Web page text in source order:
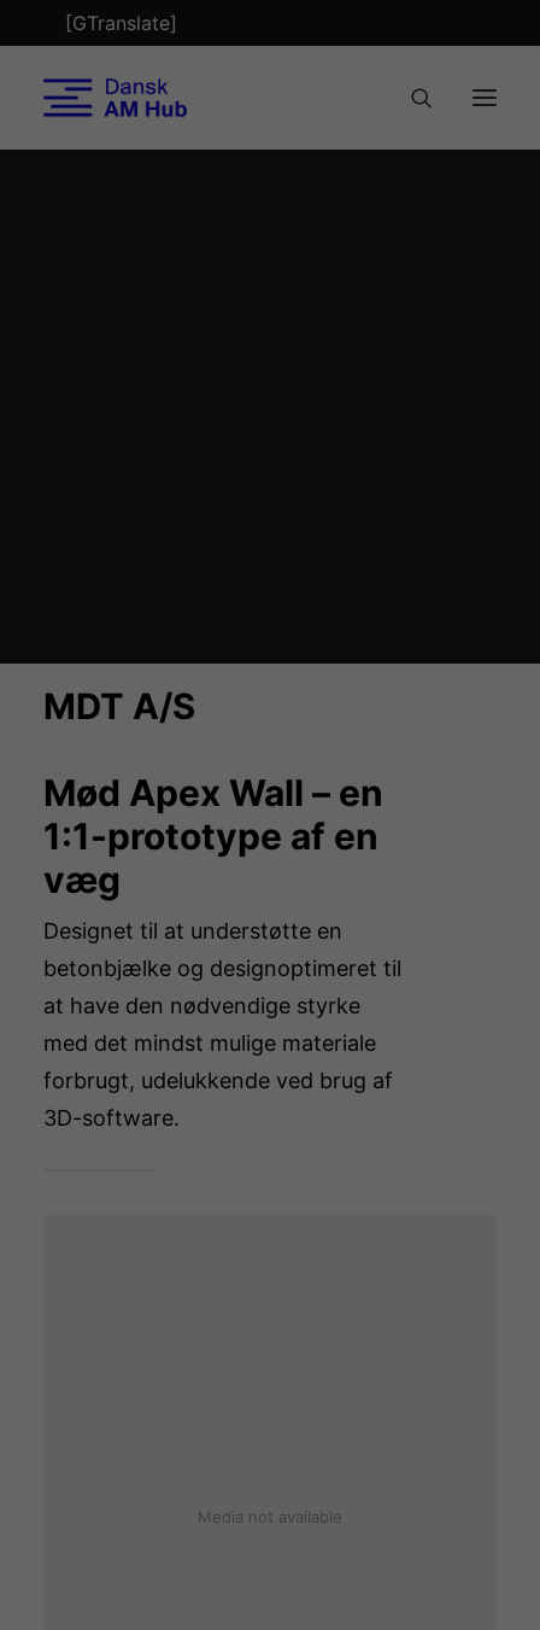
[GTranslate]
Tech Check
MDT A/S
Mød Apex Wall – en
1:1-prototype af en
væg
Designet til at understøtte en
betonbjælke og designoptimeret til
at have den nødvendige styrke
med det mindst mulige materiale
forbrugt, udelukkende ved brug af
3D-software.
Media not available